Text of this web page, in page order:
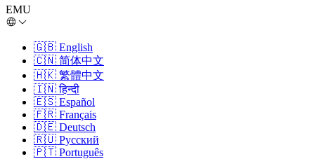
EMU
🇬🇧 English
🇨🇳 简体中文
🇭🇰 繁體中文
🇮🇳 हिन्दी
🇪🇸 Español
🇫🇷 Français
🇩🇪 Deutsch
🇷🇺 Русский
🇵🇹 Português